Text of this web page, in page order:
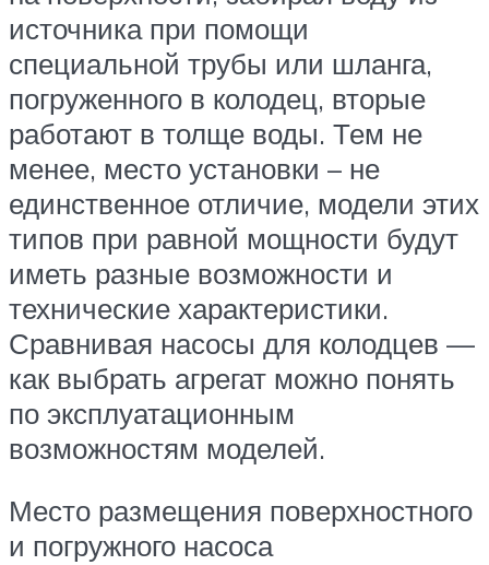
источника при помощи
специальной трубы или шланга,
погруженного в колодец, вторые
работают в толще воды. Тем не
менее, место установки – не
единственное отличие, модели этих
типов при равной мощности будут
иметь разные возможности и
технические характеристики.
Сравнивая насосы для колодцев —
как выбрать агрегат можно понять
по эксплуатационным
возможностям моделей.
Место размещения поверхностного
и погружного насоса